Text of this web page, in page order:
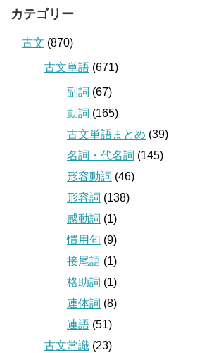
カテゴリー
古文 (870)
古文単語 (671)
副詞 (67)
動詞 (165)
古文単語まとめ (39)
名詞・代名詞 (145)
形容動詞 (46)
形容詞 (138)
感動詞 (1)
慣用句 (9)
接尾語 (1)
格助詞 (1)
連体詞 (8)
連語 (51)
古文常識 (23)